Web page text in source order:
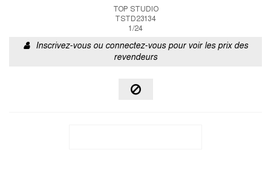
TOP STUDIO
TSTD23134
1/24
Inscrivez-vous ou connectez-vous pour voir les prix des
revendeurs